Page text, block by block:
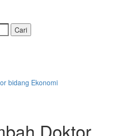
bidang Ekonomi
Doktor